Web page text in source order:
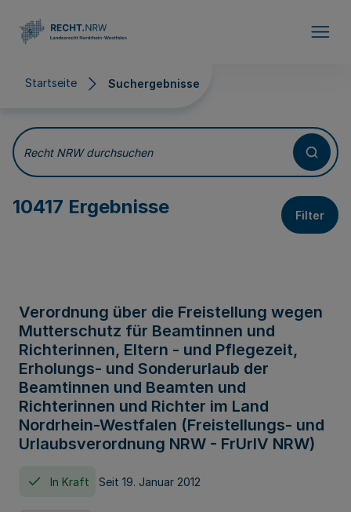
Startseite Suchergebnisse
Suchergebnisse
Recht NRW durchsuchen
10417 Ergebnisse Filter
Verordnung über die Freistellung wegen
Mutterschutz für Beamtinnen und
Richterinnen, Eltern - und Pflegezeit,
Erholungs- und Sonderurlaub der
Beamtinnen und Beamten und
Richterinnen und Richter im Land
Nordrhein-Westfalen (Freistellungs- und
Urlaubsverordnung NRW - FrUrlV NRW)
In Kraft Seit 19. Januar 2012